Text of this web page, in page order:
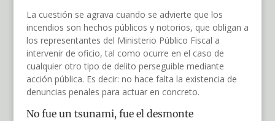
La cuestión se agrava cuando se advierte que los
incendios son hechos públicos y notorios, que obligan a
los representantes del Ministerio Público Fiscal a
intervenir de oficio, tal como ocurre en el caso de
cualquier otro tipo de delito perseguible mediante
acción pública. Es decir: no hace falta la existencia de
denuncias penales para actuar en concreto.
No fue un tsunami, fue el desmonte